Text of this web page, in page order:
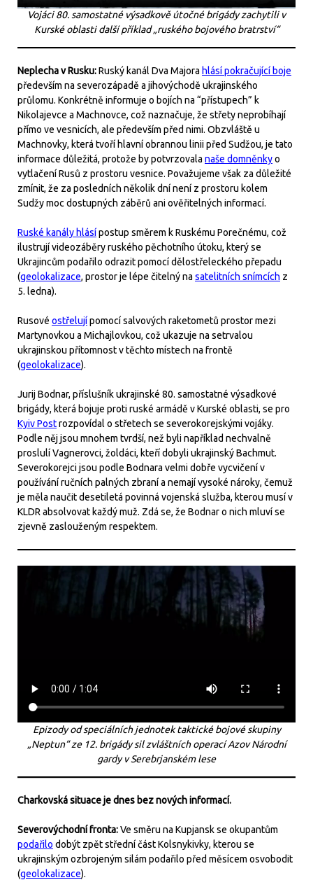
Vojáci 80. samostatné výsadkově útočné brigády zachytili v
Kurské oblasti další příklad „ruského bojového bratrství“
Neplecha v Rusku:Ruský kanál Dva Majora hlásí pokračující boje
především na severozápadě a jihovýchodě ukrajinského
průlomu. Konkrétně informuje o bojích na “přístupech” k
Nikolajevce a Machnovce, což naznačuje, že střety neprobíhají
přímo ve vesnicích, ale především před nimi. Obzvláště u
Machnovky, která tvoří hlavní obrannou linii před Sudžou, je tato
informace důležitá, protože by potvrzovala naše domněnkyo
vytlačení Rusů z prostoru vesnice. Považujeme však za důležité
zmínit, že za posledních několik dní není z prostoru kolem
Sudžy moc dostupných záběrů ani ověřitelných informací.
Ruské kanály hlásípostup směrem k Ruskému Porečnému, což
ilustrují videozáběry ruského pěchotního útoku, který se
Ukrajincům podařilo odrazit pomocí dělostřeleckého přepadu
(geolokalizace, prostor je lépe čitelný na satelitních snímcích z
5. ledna).
Rusové ostřelujípomocí salvových raketometů prostor mezi
Martynovkou a Michajlovkou, což ukazuje na setrvalou
ukrajinskou přítomnost v těchto místech na frontě
(geolokalizace).
Jurij Bodnar, příslušník ukrajinské 80. samostatné výsadkové
brigády, která bojuje proti ruské armádě v Kurské oblasti, se pro
Kyiv Postrozpovídal o střetech se severokorejskými vojáky.
Podle něj jsou mnohem tvrdší, než byli například nechvalně
proslulí Vagnerovci, žoldáci, kteří dobyli ukrajinský Bachmut.
Severokorejci jsou podle Bodnara velmi dobře vycvičení v
používání ručních palných zbraní a nemají vysoké nároky, čemuž
je měla naučit desetiletá povinná vojenská služba, kterou musí v
KLDR absolvovat každý muž. Zdá se, že Bodnar o nich mluví se
zjevně zaslouženým respektem.
Epizody od speciálních jednotek taktické bojové skupiny
„Neptun“ ze 12. brigády sil zvláštních operací Azov Národní
gardy v Serebrjanském lese
Charkovská situace je dnes bez nových informací.
Severovýchodní fronta:Ve směru na Kupjansk se okupantům
podařilo dobýt zpět střední část Kolsnykivky, kterou se
ukrajinským ozbrojeným silám podařilo před měsícem osvobodit
(geolokalizace).